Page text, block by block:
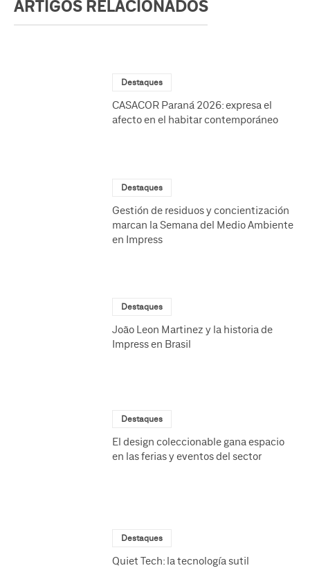
ARTIGOS RELACIONADOS
Destaques
CASACOR Paraná 2026: expresa el
afecto en el habitar contemporáneo
Destaques
Gestión de residuos y concientización
marcan la Semana del Medio Ambiente
en Impress
Destaques
João Leon Martinez y la historia de
Impress en Brasil
Destaques
El design coleccionable gana espacio
en las ferias y eventos del sector
Destaques
Quiet Tech: la tecnología sutil